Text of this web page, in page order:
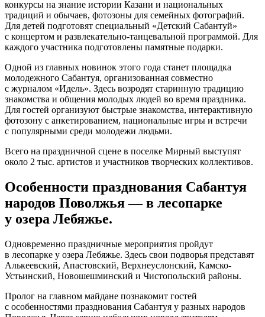
конкурсы на знание истории Казани и национальных
традиций и обычаев, фотозоны для семейных фотографий.
Для детей подготовят специальный «Детский Сабантуй»
с концертом и развлекательно-танцевальной программой. Для
каждого участника подготовлены памятные подарки.
Одной из главных новинок этого года станет площадка
молодежного Сабантуя, организованная совместно
с журналом «Идель». Здесь возродят старинную традицию
знакомства и общения молодых людей во время праздника.
Для гостей организуют быстрые знакомства, интерактивную
фотозону с анкетированием, национальные игры и встречи
с популярными среди молодежи людьми.
Всего на праздничной сцене в поселке Мирный выступят
около 2 тыс. артистов и участников творческих коллективов.
Особенности празднования Сабантуя
народов Поволжья — в лесопарке
у озера Лебяжье.
Одновременно праздничные мероприятия пройдут
в лесопарке у озера Лебяжье. Здесь свои подворья представят
Алькеевский, Апастовский, Верхнеуслонский, Камско-
Устьинский, Новошешминский и Чистопольский районы.
Пролог на главном майдане познакомит гостей
с особенностями празднования Сабантуя у разных народов